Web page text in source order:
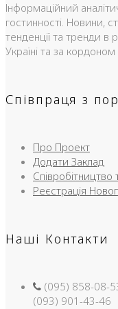
Інформаційний
гостинності. Новини,
тенденції та тренди в
Україні та за кордоном
Співпраця з
Про Проект
Додати Заклад
Реєстрація
Наші Контакти
(095) 858-08-
(093) 901-43-46